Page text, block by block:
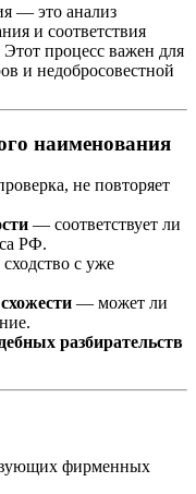
— это анализ
и соответствия
Этот процесс важен для
и недобросовестной
наименования
не повторяет
— соответствует ли
РФ.
с уже
— может ли
разбирательств
фирменных